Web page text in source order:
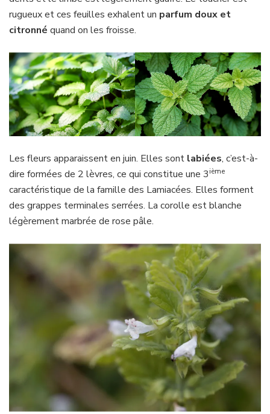
rugueux et ces feuilles exhalent un parfum doux et
citronné quand on les froisse.
Les fleurs apparaissent en juin. Elles sont labiées, c’est-à-
dire formées de 2 lèvres, ce qui constitue une 3ième
caractéristique de la famille des Lamiacées. Elles forment
des grappes terminales serrées. La corolle est blanche
légèrement marbrée de rose pâle.